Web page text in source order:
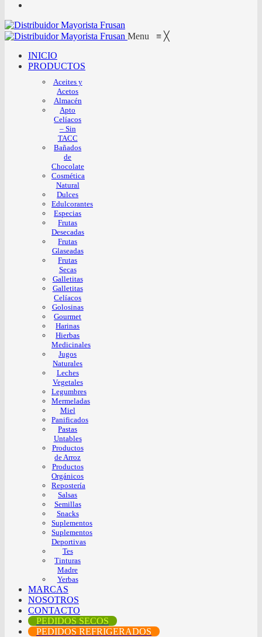
Menu ≡ ╳
INICIO
PRODUCTOS
Aceites y
Acetos
Almacén
Apto
Celíacos
– Sin
TACC
Bañados
de
Chocolate
Cosmética
Natural
Dulces
Edulcorantes
Especias
Frutas
Desecadas
Frutas
Glaseadas
Frutas
Secas
Galletitas
Galletitas
Celíacos
Golosinas
Gourmet
Harinas
Hierbas
Medicinales
Jugos
Naturales
Leches
Vegetales
Legumbres
Mermeladas
Miel
Panificados
Pastas
Untables
Productos
de Arroz
Productos
Orgánicos
Repostería
Salsas
Semillas
Snacks
Suplementos
Suplementos
Deportivas
Tes
Tinturas
Madre
Yerbas
MARCAS
NOSOTROS
CONTACTO
PEDIDOS SECOS
PEDIDOS REFRIGERADOS